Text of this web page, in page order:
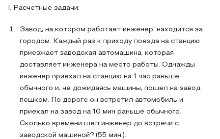
I. Расчетные задачи:
Завод, на котором работает инженер, находится за
городом. Каждый раз к приходу поезда на станцию
приезжает заводская автомашина, которая
доставляет инженера на место работы. Однажды
инженер приехал на станцию на 1 час раньше
обычного и, не дожидаясь машины, пошел на завод
пешком. По дороге он встретил автомобиль и
приехал на завод на 10 мин раньше обычного.
Сколько времени шел инженер до встречи с
заводской машиной? (55 мин.).